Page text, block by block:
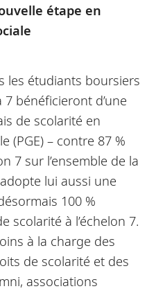
étape en
les étudiants boursiers
7 bénéficieront d’une
de scolarité en
(PGE) – contre 87 %
7 sur l’ensemble de la
lui aussi une
100 %
scolarité à l’échelon 7.
à la charge des
de scolarité et des
associations